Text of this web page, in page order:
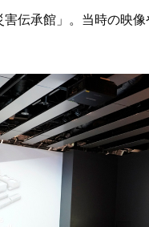
伝承館」。当時の映像